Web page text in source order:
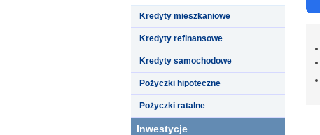
Kredyty mieszkaniowe
Kredyty refinansowe
Kredyty samochodowe
Pożyczki hipoteczne
Pożyczki ratalne
Inwestycje